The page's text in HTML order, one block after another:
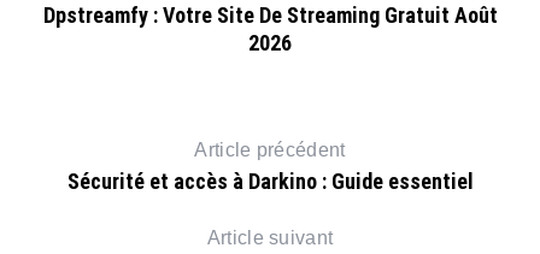
Dpstreamfy : Votre Site De Streaming Gratuit Août
2026
Article précédent
Sécurité et accès à Darkino : Guide essentiel
Article suivant